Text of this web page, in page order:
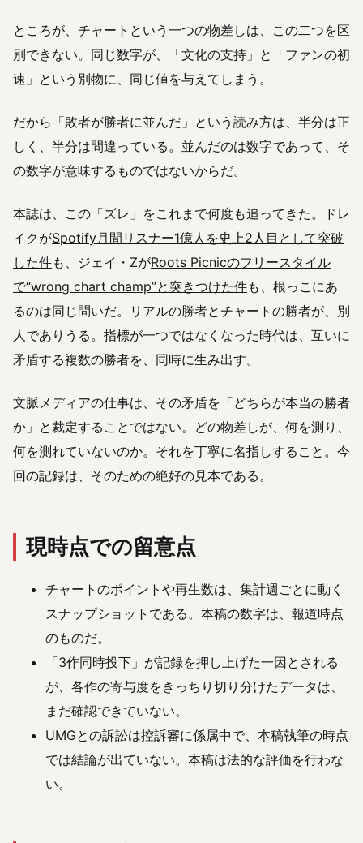
ところが、チャートという一つの物差しは、この二つを区
別できない。同じ数字が、「文化の支持」と「ファンの初
速」という別物に、同じ値を与えてしまう。
だから「敗者が勝者に並んだ」という読み方は、半分は正
しく、半分は間違っている。並んだのは数字であって、そ
の数字が意味するものではないからだ。
本誌は、この「ズレ」をこれまで何度も追ってきた。ドレ
イクがSpotify月間リスナー1億人を史上2人目として突破
した件も、ジェイ・ZがRoots Picnicのフリースタイル
で“wrong chart champ”と突きつけた件も、根っこにあ
るのは同じ問いだ。リアルの勝者とチャートの勝者が、別
人でありうる。指標が一つではなくなった時代は、互いに
矛盾する複数の勝者を、同時に生み出す。
文脈メディアの仕事は、その矛盾を「どちらが本当の勝者
か」と裁定することではない。どの物差しが、何を測り、
何を測れていないのか。それを丁寧に名指しすること。今
回の記録は、そのための絶好の見本である。
現時点での留意点
チャートのポイントや再生数は、集計週ごとに動く
スナップショットである。本稿の数字は、報道時点
のものだ。
「3作同時投下」が記録を押し上げた一因とされる
が、各作の寄与度をきっちり切り分けたデータは、
まだ確認できていない。
UMGとの訴訟は控訴審に係属中で、本稿執筆の時点
では結論が出ていない。本稿は法的な評価を行わな
い。